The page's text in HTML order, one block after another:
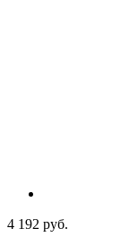
4 192 руб.